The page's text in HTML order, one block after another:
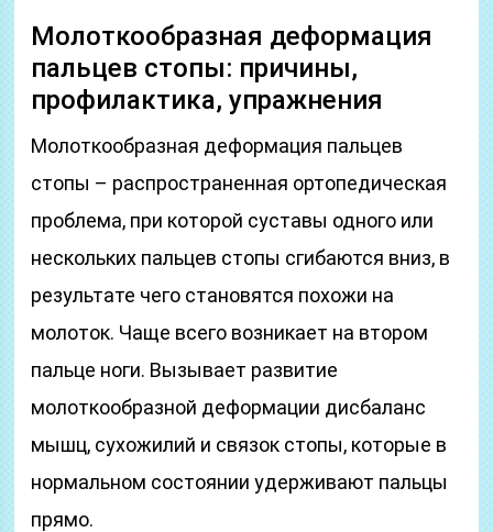
Молоткообразная деформация
пальцев стопы: причины,
профилактика, упражнения
Молоткообразная деформация пальцев
стопы – распространенная ортопедическая
проблема, при которой суставы одного или
нескольких пальцев стопы сгибаются вниз, в
результате чего становятся похожи на
молоток. Чаще всего возникает на втором
пальце ноги. Вызывает развитие
молоткообразной деформации дисбаланс
мышц, сухожилий и связок стопы, которые в
нормальном состоянии удерживают пальцы
прямо.